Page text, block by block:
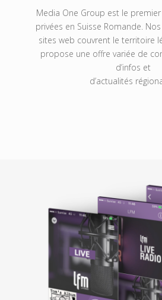
Media One Group est le
privées en Suisse Romande.
sites web couvrent le territoire
propose une offre variée de
d’infos et
d’actualités